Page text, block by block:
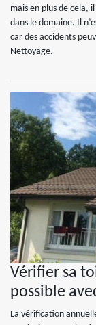
mais en plus de cela,
dans le domaine. Il
car des accidents
Nettoyage.
Vérifier sa
possible
La vérification